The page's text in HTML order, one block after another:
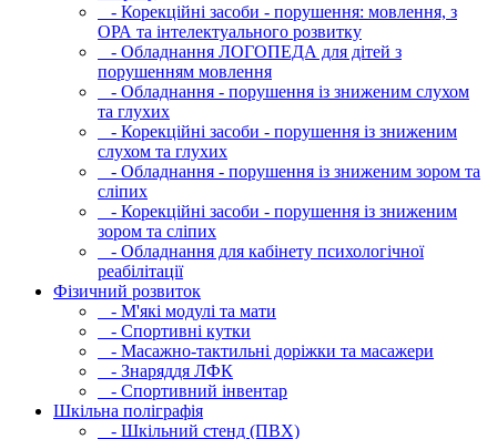
- Корекційні засоби - порушення: мовлення, з
ОРА та інтелектуального розвитку
- Обладнання ЛОГОПЕДА для дітей з
порушенням мовлення
- Обладнання - порушення із зниженим слухом
та глухих
- Корекційні засоби - порушення із зниженим
слухом та глухих
- Обладнання - порушення із зниженим зором та
сліпих
- Корекційні засоби - порушення із зниженим
зором та сліпих
- Обладнання для кабінету психологічної
реабілітації
Фізичний розвиток
- М'які модулi та мати
- Спортивні кутки
- Масажно-тактильні доріжки та масажери
- Знаряддя ЛФК
- Спортивний інвентар
Шкільна поліграфія
- Шкільний стенд (ПВХ)